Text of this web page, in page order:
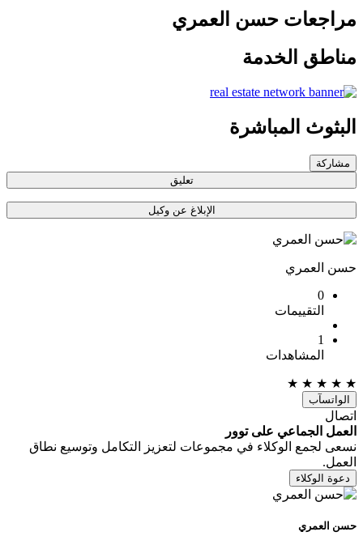
مراجعات حسن العمري
مناطق الخدمة
البثوث المباشرة
مشاركة
تعليق
الإبلاغ عن وكيل
حسن العمري
0
التقييمات
1
المشاهدات
★
★
★
★
★
الواتسآب
اتصال
العمل الجماعي على توور
نسعى لجمع الوكلاء في مجموعات لتعزيز التكامل وتوسيع نطاق
العمل.
دعوة الوكلاء
حسن العمري